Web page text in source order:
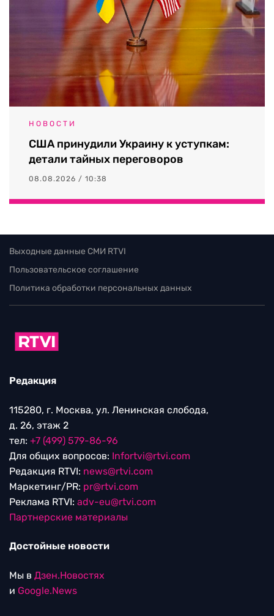
НОВОСТИ
США принудили Украину к уступкам:
детали тайных переговоров
08.08.2026 / 10:38
Выходные данные СМИ RTVI
Пользовательское соглашение
Политика обработки персональных данных
Редакция
115280, г. Москва, ул. Ленинская слобода,
д. 26, этаж 2
тел: +7 (499) 579-86-96
Для общих вопросов: Infortvi@rtvi.com
Редакция RTVI: news@rtvi.com
Маркетинг/PR: pr@rtvi.com
Реклама RTVI: adv-eu@rtvi.com
Партнерские материалы
Достойные новости
Мы в Дзен.Новостях
и Google.News